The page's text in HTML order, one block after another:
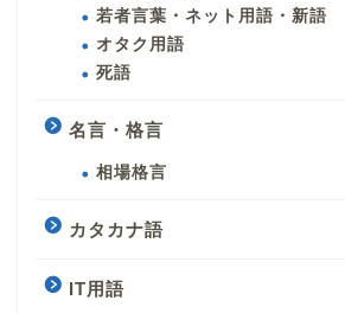
若者言葉・ネット用語・新語
オタク用語
死語
名言・格言
相場格言
カタカナ語
IT用語